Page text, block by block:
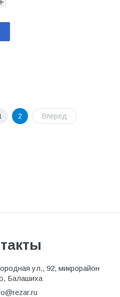
2 Вперед
ул., 92, микрорайон
Балашиха